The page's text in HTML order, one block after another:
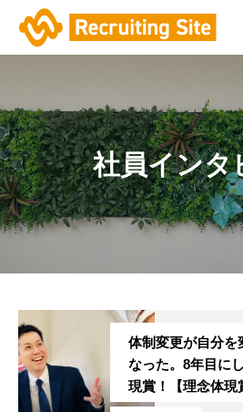
社員インタ
体制変更が自分を
なった。8年目に
現賞！【理念体現
ュー】